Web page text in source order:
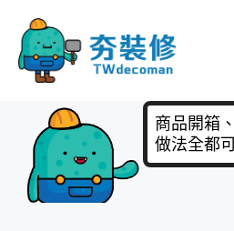
商品開箱
做法全都